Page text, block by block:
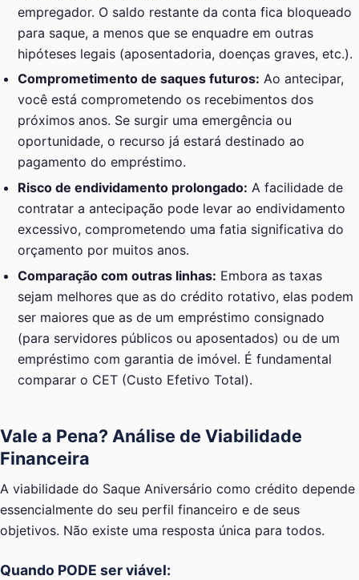
empregador. O saldo restante da conta fica bloqueado
para saque, a menos que se enquadre em outras
hipóteses legais (aposentadoria, doenças graves, etc.).
Comprometimento de saques futuros: Ao antecipar,
você está comprometendo os recebimentos dos
próximos anos. Se surgir uma emergência ou
oportunidade, o recurso já estará destinado ao
pagamento do empréstimo.
Risco de endividamento prolongado: A facilidade de
contratar a antecipação pode levar ao endividamento
excessivo, comprometendo uma fatia significativa do
orçamento por muitos anos.
Comparação com outras linhas: Embora as taxas
sejam melhores que as do crédito rotativo, elas podem
ser maiores que as de um empréstimo consignado
(para servidores públicos ou aposentados) ou de um
empréstimo com garantia de imóvel. É fundamental
comparar o CET (Custo Efetivo Total).
Vale a Pena? Análise de Viabilidade
Financeira
A viabilidade do Saque Aniversário como crédito depende
essencialmente do seu perfil financeiro e de seus
objetivos. Não existe uma resposta única para todos.
Quando PODE ser viável: